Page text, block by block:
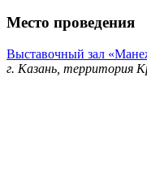
Место проведения
Выставочный зал
г. Казань, территория